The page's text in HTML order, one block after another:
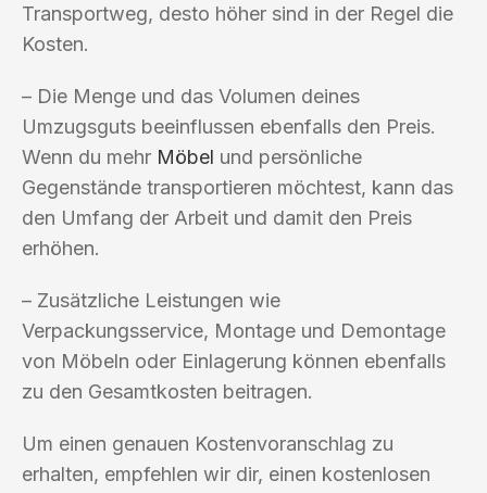
Transportweg, desto höher sind in der Regel die
Kosten.
– Die Menge und das Volumen deines
Umzugsguts beeinflussen ebenfalls den Preis.
Wenn du mehr Möbel und persönliche
Gegenstände transportieren möchtest, kann das
den Umfang der Arbeit und damit den Preis
erhöhen.
– Zusätzliche Leistungen wie
Verpackungsservice, Montage und Demontage
von Möbeln oder Einlagerung können ebenfalls
zu den Gesamtkosten beitragen.
Um einen genauen Kostenvoranschlag zu
erhalten, empfehlen wir dir, einen kostenlosen